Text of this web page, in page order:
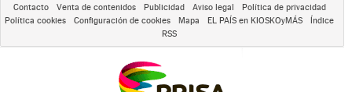
Contacto Venta de contenidos Publicidad Aviso legal
Política de privacidad
Política cookies
Configuración de cookies Mapa EL PAÍS en KIOSKOyMÁS
Índice
RSS